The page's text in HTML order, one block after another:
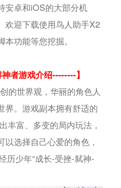
安卓和iOS的大部分机
欢迎下载使用鸟人助手X2
功能等您挖掘。
者游戏介绍--------】
的世界观，华丽的角色人
界。游戏副本拥有舒适的
丰富、多变的局内玩法，
选择自己心爱的角色，
历少年“成长-受挫-弑神-